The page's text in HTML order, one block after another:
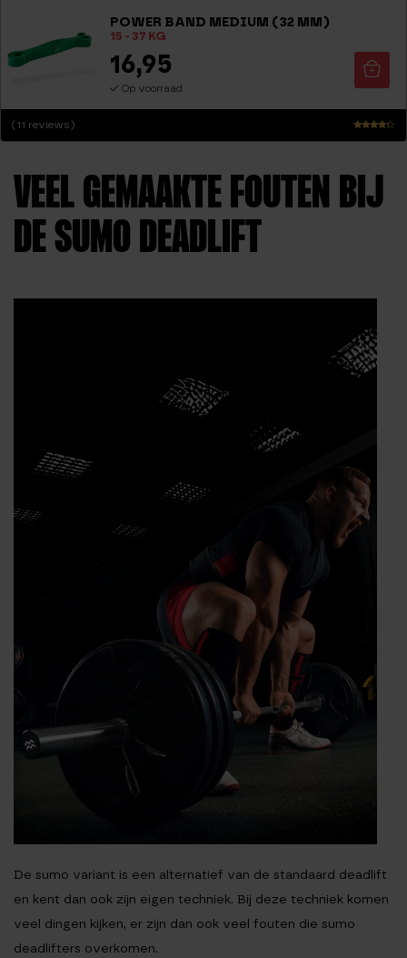
POWER BAND MEDIUM (32 MM)
15 - 37 KG
Waarder
(11 reviews)
16,95
Op voorraad
VEEL GEMAAKTE FOUTEN BIJ
DE SUMO DEADLIFT
De sumo variant is een alternatief van de standaard deadlift
en kent dan ook zijn eigen techniek. Bij deze techniek komen
veel dingen kijken, er zijn dan ook veel fouten die sumo
deadlifters overkomen.